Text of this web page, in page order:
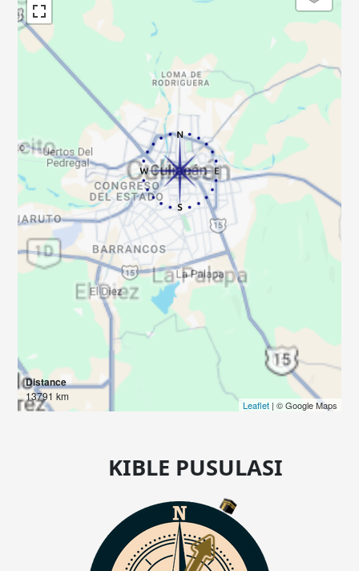
Distance
13791 km
Leaflet| © Google Maps
KIBLE PUSULASI